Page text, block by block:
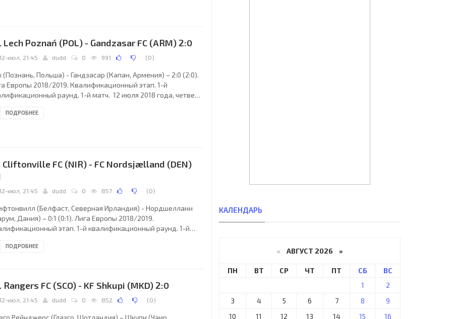
Lech Poznań (POL) - Gandzasar FC (ARM) 2:0
12-июл, 21:45 dudd 0 991 (0)
(Познань, Польша) - Гандзасар (Капан, Армения) – 2:0 (2:0).
Европы 2018/2019. Квалификационный этап. 1-й
раунд. 1-й матч. 12 июля 2018 года, четверг.
Мейски. Главный судья: Игал Фрид (Израиль).
ПОДРОБНЕЕ
Cliftonville FC (NIR) - FC Nordsjælland (DEN)
12-июл, 21:45 dudd 0 857 (0)
(Белфаст, Северная Ирландия) - Нордшелланн
Дания) – 0:1 (0:1). Лига Европы 2018/2019.
этап. 1-й квалификационный раунд. 1-й
Переменная облачность. +18°C. Стадион Солитьюд.
Клифтонвилл (Белфаст): 13.
ПОДРОБНЕЕ
Rangers FC (SCO) - KF Shkupi (MKD) 2:0
12-июл, 21:45 dudd 0 852 (0)
Рейнджерс (Глазго, Шотландия) – Шкупи (Чаир,
КАЛЕНДАРЬ
« АВГУСТ 2026 »
ПН ВТ СР ЧТ ПТ СБ
ВС
1
2
3
4 5 6 7 8
9
10
11 12 13 14 15
16